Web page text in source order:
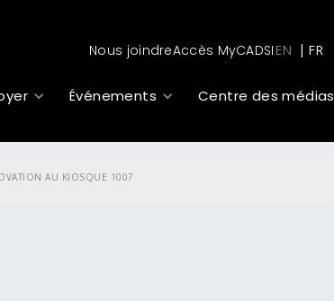
Nous joindreAccès MyCADSI EN
Événements Centre des médias
AU KIOSQUE 1007